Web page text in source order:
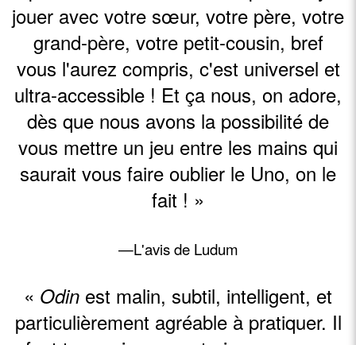
Variante 2 joueurs
A deux joueurs nous vous conseillons d'enlever 2 couleurs du
jeu afin que la partie soit plus rapide et intense !
COMMENT JOUER À ODIN?
jouer avec votre sœur, votre père, votre
grand-père, votre petit-cousin, bref
vous l'aurez compris, c'est universel et
ultra-accessible ! Et ça nous, on adore,
dès que nous avons la possibilité de
vous mettre un jeu entre les mains qui
saurait vous faire oublier le Uno, on le
fait ! »
—L'avis de Ludum
« Odin est malin, subtil, intelligent, et
particulièrement agréable à pratiquer. Il